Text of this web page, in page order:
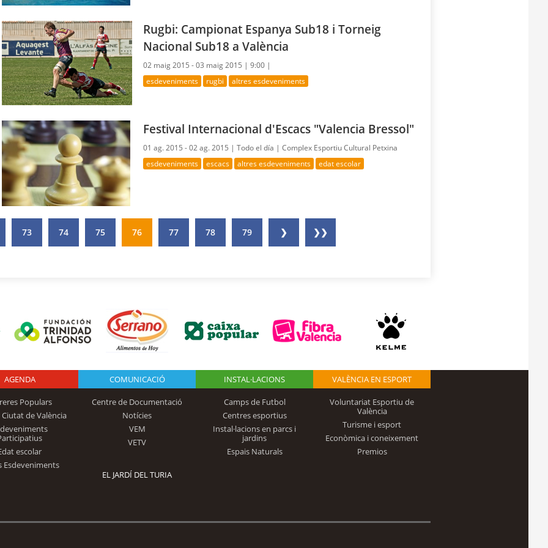
Rugbi: Campionat Espanya Sub18 i Torneig
Nacional Sub18 a València
02 maig 2015 - 03 maig 2015 |9:00 |
esdeveniments rugbi altres esdeveniments
Festival Internacional d'Escacs "Valencia Bressol"
01 ag. 2015 - 02 ag. 2015 |Todo el día |Complex Esportiu Cultural Petxina
esdeveniments escacs altres esdeveniments edat escolar
73 74 75 76 77 78 79 ❯ ❯❯
Logo Fundación
Trinidad Alfonso
AGENDA
Populars
de València
escolar
Esdeveniments
COMUNICACIÓ
Centre de Documentació
Notícies
VEM
VETV
INSTAL·LACIONS
Camps de Futbol
Centres esportius
Instal·lacions en parcs i
jardins
Espais Naturals
VALÈNCIA EN ESPORT
Voluntariat Esportiu de
València
Turisme i esport
Econòmica i coneixement
Premios
EL JARDÍ DEL TURIA